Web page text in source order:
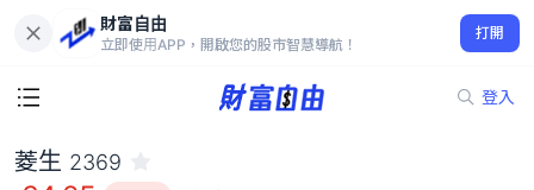
財富自由
立即使用APP，開啟您的股市智慧導航！
打開
登入
34.25
1.63%
菱生 2369